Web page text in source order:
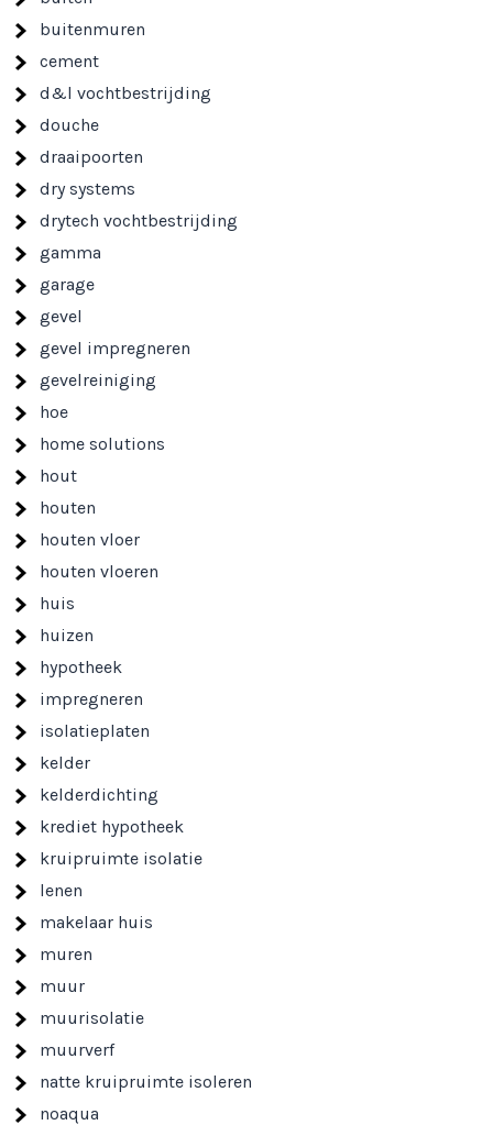
buitenmuren
cement
d&l vochtbestrijding
douche
draaipoorten
dry systems
drytech vochtbestrijding
gamma
garage
gevel
gevel impregneren
gevelreiniging
hoe
home solutions
hout
houten
houten vloer
houten vloeren
huis
huizen
hypotheek
impregneren
isolatieplaten
kelder
kelderdichting
krediet hypotheek
kruipruimte isolatie
lenen
makelaar huis
muren
muur
muurisolatie
muurverf
natte kruipruimte isoleren
noaqua